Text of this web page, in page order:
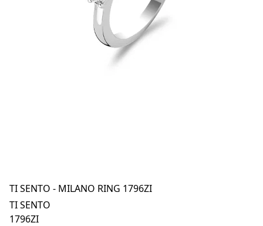
TI SENTO - MILANO RING 1796ZI
TI SENTO
1796ZI